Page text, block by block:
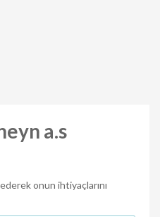
a.s
onun ihtiyaçlarını